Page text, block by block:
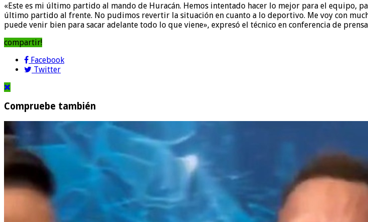
«Este es mi último partido al mando de Huracán. Hemos intentado hacer lo mejor para el equipo,
último partido al frente. No pudimos revertir la situación en cuanto a lo deportivo. Me voy con
puede venir bien para sacar adelante todo lo que viene», expresó el técnico en conferencia de
compartir!
Facebook
Twitter
Compruebe también